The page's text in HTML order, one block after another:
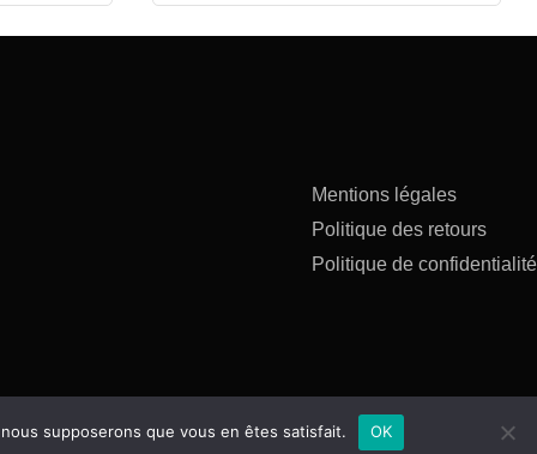
Mentions légales
Politique des retours
Politique de confidentialité
supposerons que vous en êtes satisfait. OK